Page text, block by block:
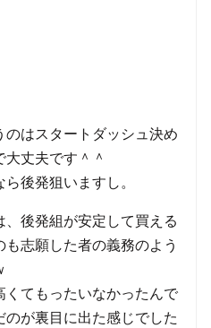
はスタートダッシュ決め
丈夫です＾＾
後発狙いますし。
、後発組が安定して買える
志願した者の義務のよう
くてもったいなかったんで
が裏目に出た感じでした